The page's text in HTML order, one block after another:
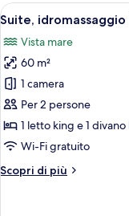
Apri
tutte
le
foto
per
Suite,
idromassaggio
(Eolie)
16
Suite, idromassaggio
Vista mare
60 m²
1 camera
Per 2 persone
1 letto king e 1
Wi-Fi gratuito
Scopri di più
Altri